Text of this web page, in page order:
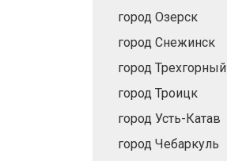
город Озерск
город Снежинск
город Трехгорный
город Троицк
город Усть-Катав
город Чебаркуль